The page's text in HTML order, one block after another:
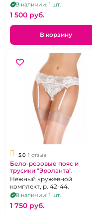
В наличии: 1 шт.
1 500 pуб.
В корзину
5.0 1 отзыв
Бело-розовые пояс и
трусики "Эроланта".
Нежный кружевной
комплект, р. 42-44.
В наличии: 1 шт.
1 750 pуб.